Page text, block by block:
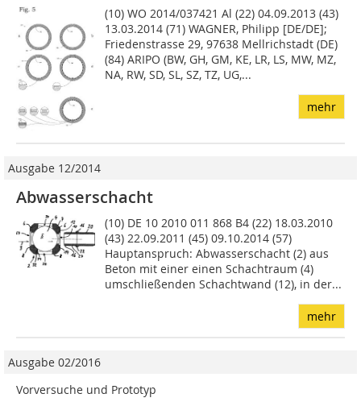
(10) WO 2014/037421 Al (22) 04.09.2013 (43)
13.03.2014 (71) WAGNER, Philipp [DE/DE];
Friedenstrasse 29, 97638 Mellrichstadt (DE)
(84) ARIPO (BW, GH, GM, KE, LR, LS, MW, MZ,
NA, RW, SD, SL, SZ, TZ, UG,...
mehr
Ausgabe 12/2014
Abwasserschacht
(10) DE 10 2010 011 868 B4 (22) 18.03.2010
(43) 22.09.2011 (45) 09.10.2014 (57)
Hauptanspruch: Abwasserschacht (2) aus
Beton mit einer einen Schachtraum (4)
umschließenden Schachtwand (12), in der...
mehr
Ausgabe 02/2016
Vorversuche und Prototyp